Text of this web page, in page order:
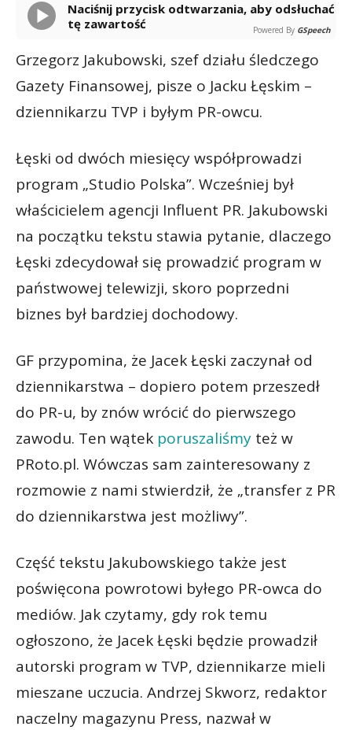
Naciśnij przycisk odtwarzania, aby odsłuchać
tę zawartość
Powered By GSpeech
Grzegorz Jakubowski, szef działu śledczego
Gazety Finansowej, pisze o Jacku Łęskim –
dziennikarzu TVP i byłym PR-owcu.
Łęski od dwóch miesięcy współprowadzi
program „Studio Polska”. Wcześniej był
właścicielem agencji Influent PR. Jakubowski
na początku tekstu stawia pytanie, dlaczego
Łęski zdecydował się prowadzić program w
państwowej telewizji, skoro poprzedni
biznes był bardziej dochodowy.
GF przypomina, że Jacek Łęski zaczynał od
dziennikarstwa – dopiero potem przeszedł
do PR-u, by znów wrócić do pierwszego
zawodu. Ten wątek poruszaliśmy też w
PRoto.pl. Wówczas sam zainteresowany z
rozmowie z nami stwierdził, że „transfer z PR
do dziennikarstwa jest możliwy”.
Część tekstu Jakubowskiego także jest
poświęcona powrotowi byłego PR-owca do
mediów. Jak czytamy, gdy rok temu
ogłoszono, że Jacek Łęski będzie prowadził
autorski program w TVP, dziennikarze mieli
mieszane uczucia. Andrzej Skworz, redaktor
naczelny magazynu Press, nazwał w